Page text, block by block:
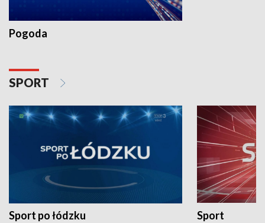
Pogoda
SPORT
Sport po łódzku Sport